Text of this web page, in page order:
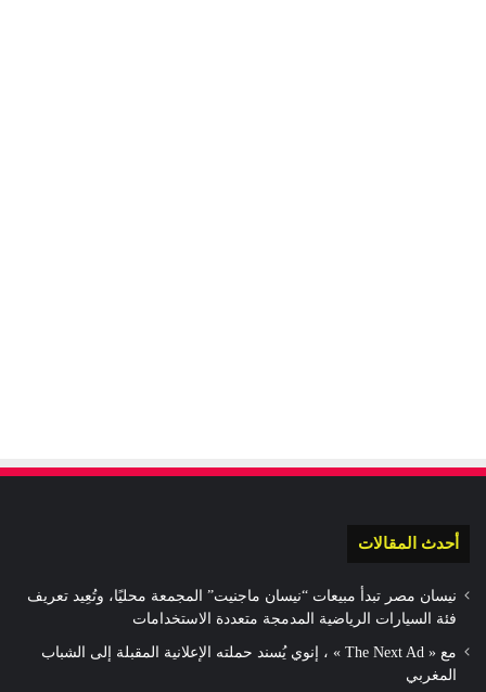
أحدث المقالات
نيسان مصر تبدأ مبيعات “نيسان ماجنيت” المجمعة محليًا، وتُعِيد تعريف
فئة السيارات الرياضية المدمجة متعددة الاستخدامات
مع « The Next Ad » ، إنوي يُسند حملته الإعلانية المقبلة إلى الشباب
المغربي